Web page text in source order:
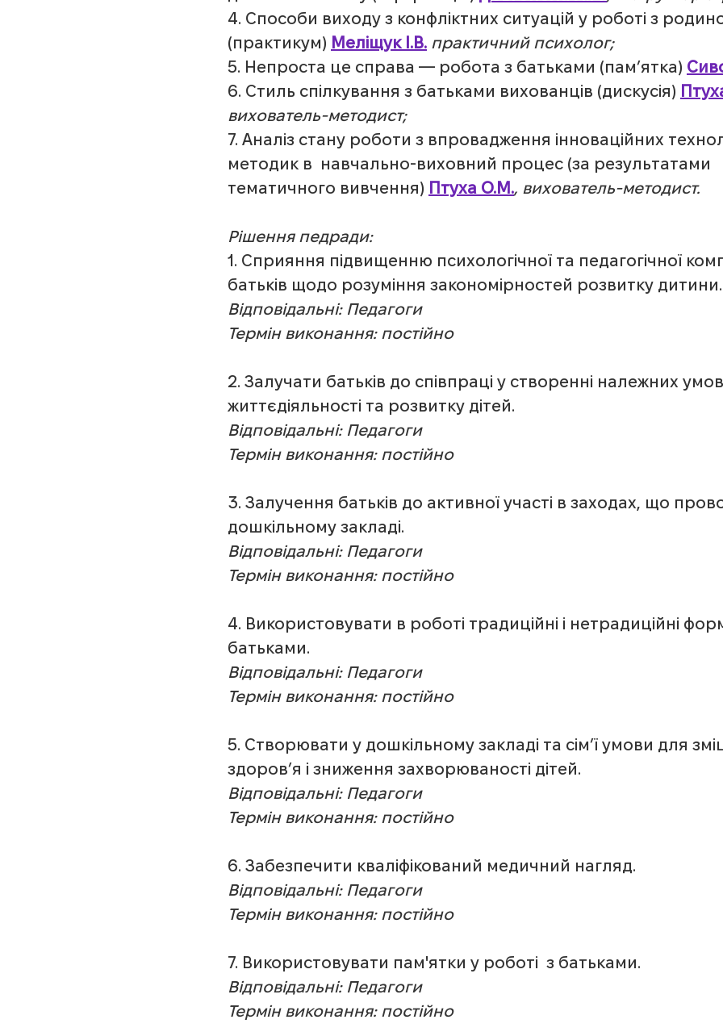
4. Способи виходу з конфліктних ситуацій у роботі з
(практикум) Меліщук І.В. практичний психолог;
5. Непроста це справа — робота з батьками (пам’ятка)
6. Стиль спілкування з батьками вихованців (дискусія)
вихователь-методист;
7. Аналіз стану роботи з впровадження інноваційних
методик в  навчально-виховний процес (за результатами
тематичного вивчення) Птуха О.М., вихователь-методист.
Рішення педради:
1. Сприяння підвищенню психологічної та педагогічної
батьків щодо розуміння закономірностей розвитку дитини.
Відповідальні: Педагоги
Термін виконання: постійно
2. Залучати батьків до співпраці у створенні належних
життєдіяльності та розвитку дітей.
Відповідальні: Педагоги
Термін виконання: постійно
3. Залучення батьків до активної участі в заходах, що
дошкільному закладі.
Відповідальні: Педагоги
Термін виконання: постійно
4. Використовувати в роботі традиційні і нетрадиційні
батьками.
Відповідальні: Педагоги
Термін виконання: постійно
5. Створювати у дошкільному закладі та сім’ї умови для
здоров’я і зниження захворюваності дітей.
Відповідальні: Педагоги
Термін виконання: постійно
6. Забезпечити кваліфікований медичний нагляд.
Відповідальні: Педагоги
Термін виконання: постійно
7. Використовувати пам'ятки у роботі  з батьками.
Відповідальні: Педагоги
Термін виконання: постійно